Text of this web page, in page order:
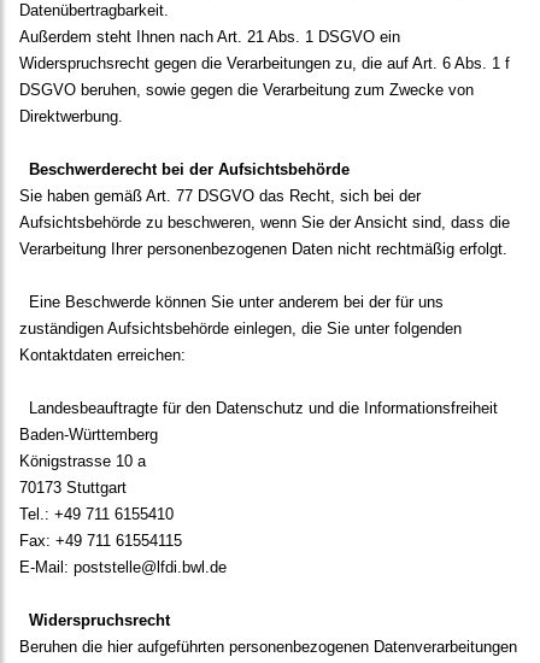
Datenübertragbarkeit.
Außerdem steht Ihnen nach Art. 21 Abs. 1 DSGVO ein
Widerspruchsrecht gegen die Verarbeitungen zu, die auf Art. 6 Abs. 1 f
DSGVO beruhen, sowie gegen die Verarbeitung zum Zwecke von
Direktwerbung.
Beschwerderecht bei der Aufsichtsbehörde
Sie haben gemäß Art. 77 DSGVO das Recht, sich bei der
Aufsichtsbehörde zu beschweren, wenn Sie der Ansicht sind, dass die
Verarbeitung Ihrer personenbezogenen Daten nicht rechtmäßig erfolgt.
Eine Beschwerde können Sie unter anderem bei der für uns
zuständigen Aufsichtsbehörde einlegen, die Sie unter folgenden
Kontaktdaten erreichen:
Landesbeauftragte für den Datenschutz und die Informationsfreiheit
Baden-Württemberg
Königstrasse 10 a
70173 Stuttgart
Tel.: +49 711 6155410
Fax: +49 711 61554115
E-Mail: poststelle@lfdi.bwl.de
Widerspruchsrecht
Beruhen die hier aufgeführten personenbezogenen Datenverarbeitungen